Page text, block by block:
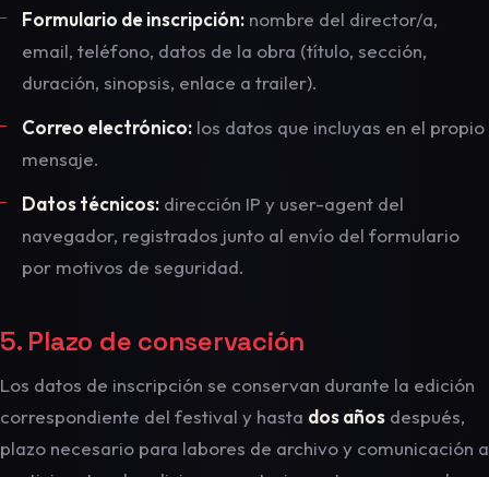
Formulario de inscripción: nombre del director/a,
email, teléfono, datos de la obra (título, sección,
duración, sinopsis, enlace a trailer).
Correo electrónico: los datos que incluyas en el propio
mensaje.
Datos técnicos: dirección IP y user-agent del
navegador, registrados junto al envío del formulario
por motivos de seguridad.
5. Plazo de conservación
Los datos de inscripción se conservan durante la edición
correspondiente del festival y hasta dos años después,
plazo necesario para labores de archivo y comunicación a